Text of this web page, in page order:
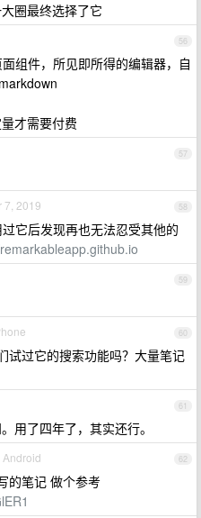
圈最终选择了它
56
组件，所见即所得的编辑器，自
才需要付费
57
58
7, 2019
它后发现再也无法忍受其他的
59
60
试过它的搜索功能吗？大量笔记
61
用了四年了，其实还行。
62
Android
的笔记 做个参考